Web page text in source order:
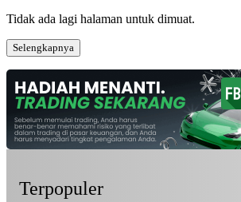
Tidak ada lagi halaman untuk dimuat.
Selengkapnya
Terpopuler